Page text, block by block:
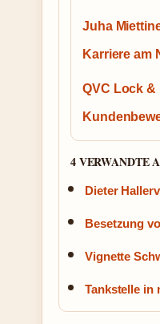
Juha
Karriere am
QVC Lock &
4 VERWANDTE
Dieter
Besetzung
Vignette
Tankstelle in